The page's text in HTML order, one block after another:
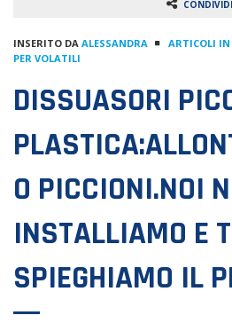
CONDIVIDI
INSERITO DA ALESSANDRA ARTICOLI
PER VOLATILI
DISSUASORI
O PICCIONI.NOI
INSTALLIAMO E
SPIEGHIAMO IL